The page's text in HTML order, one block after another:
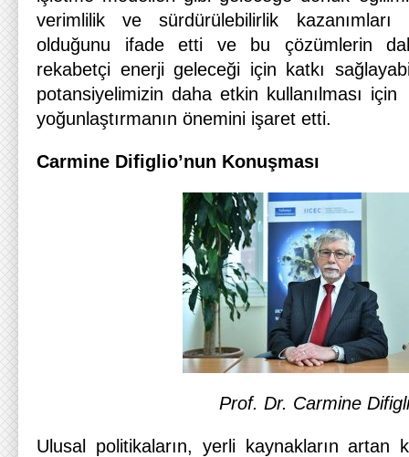
verimlilik ve sürdürülebilirlik kazanımları
olduğunu ifade etti ve bu çözümlerin
rekabetçi enerji geleceği için katkı
potansiyelimizin daha etkin kullanılması
yoğunlaştırmanın önemini işaret etti.
Carmine Difiglio’nun Konuşması
Prof. Dr. Carmine
Ulusal politikaların, yerli kaynakların artan